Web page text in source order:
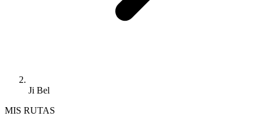
Ji Bel
MIS RUTAS